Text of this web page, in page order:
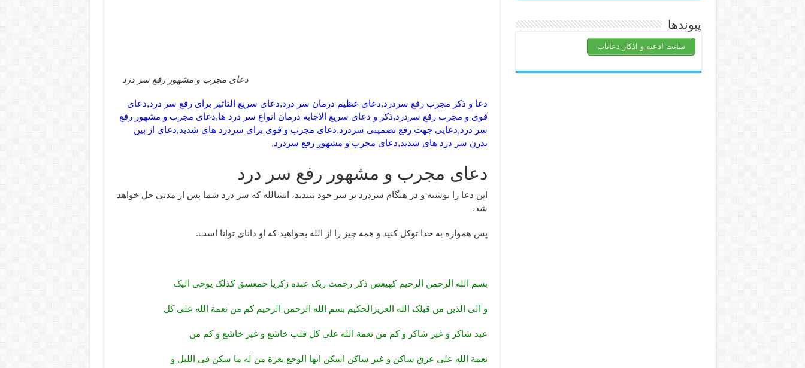
دعای مجرب و مشهور رفع سر درد
دعا و ذکر مجرب رفع سردرد,دعای عظیم درمان سر درد,دعای سریع التاثیر برای رفع سر درد,دعای
قوی و مجرب رفع سردرد,ذکر و دعای سریع الاجابه درمان انواع سر درد ها,دعای مجرب و مشهور رفع
سر درد,دعایی جهت رفع تضمینی سردرد,دعای مجرب و قوی برای سردرد های شدید,دعای از بین
بدرن سر درد های شدید,دعای مجرب و مشهور رفع سردرد,
دعای مجرب و مشهور رفع سر درد
این دعا را نوشته و در هنگام سردرد بر سر خود ببندید، انشالله که سر درد شما پس از مدتی حل خواهد
شد.
پس همواره به خدا توکل کنید و همه چیز را از الله بخواهید که او دانای توانا است.
بسم الله الرحمن الرحیم کهیعص ذکر رحمت ربک عبده زکریا حمعسق کذلک یوحی الیک
و الی الذین من قبلک الله العزیزالحکیم بسم الله الرحمن الرحیم کم من نعمة الله علی کل
عبد شاکر و غیر شاکر و کم من نعمة الله علی کل قلب خاشع و غیر خاشع و کم من
نعمة الله علی عرق ساکن و غیر ساکن اسکن ایها الوجع بعزة من له ما سکن فی اللیل و
پیوندها
سایت ادعیه و اذکار دعایاب